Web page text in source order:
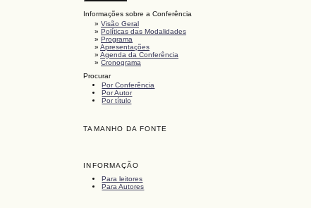
Informações sobre a Conferência
»Visão Geral
»Políticas das Modalidades
»Programa
»Apresentações
»Agenda da Conferência
»Cronograma
Procurar
Por Conferência
Por Autor
Por título
TAMANHO DA FONTE
INFORMAÇÃO
Para leitores
Para Autores